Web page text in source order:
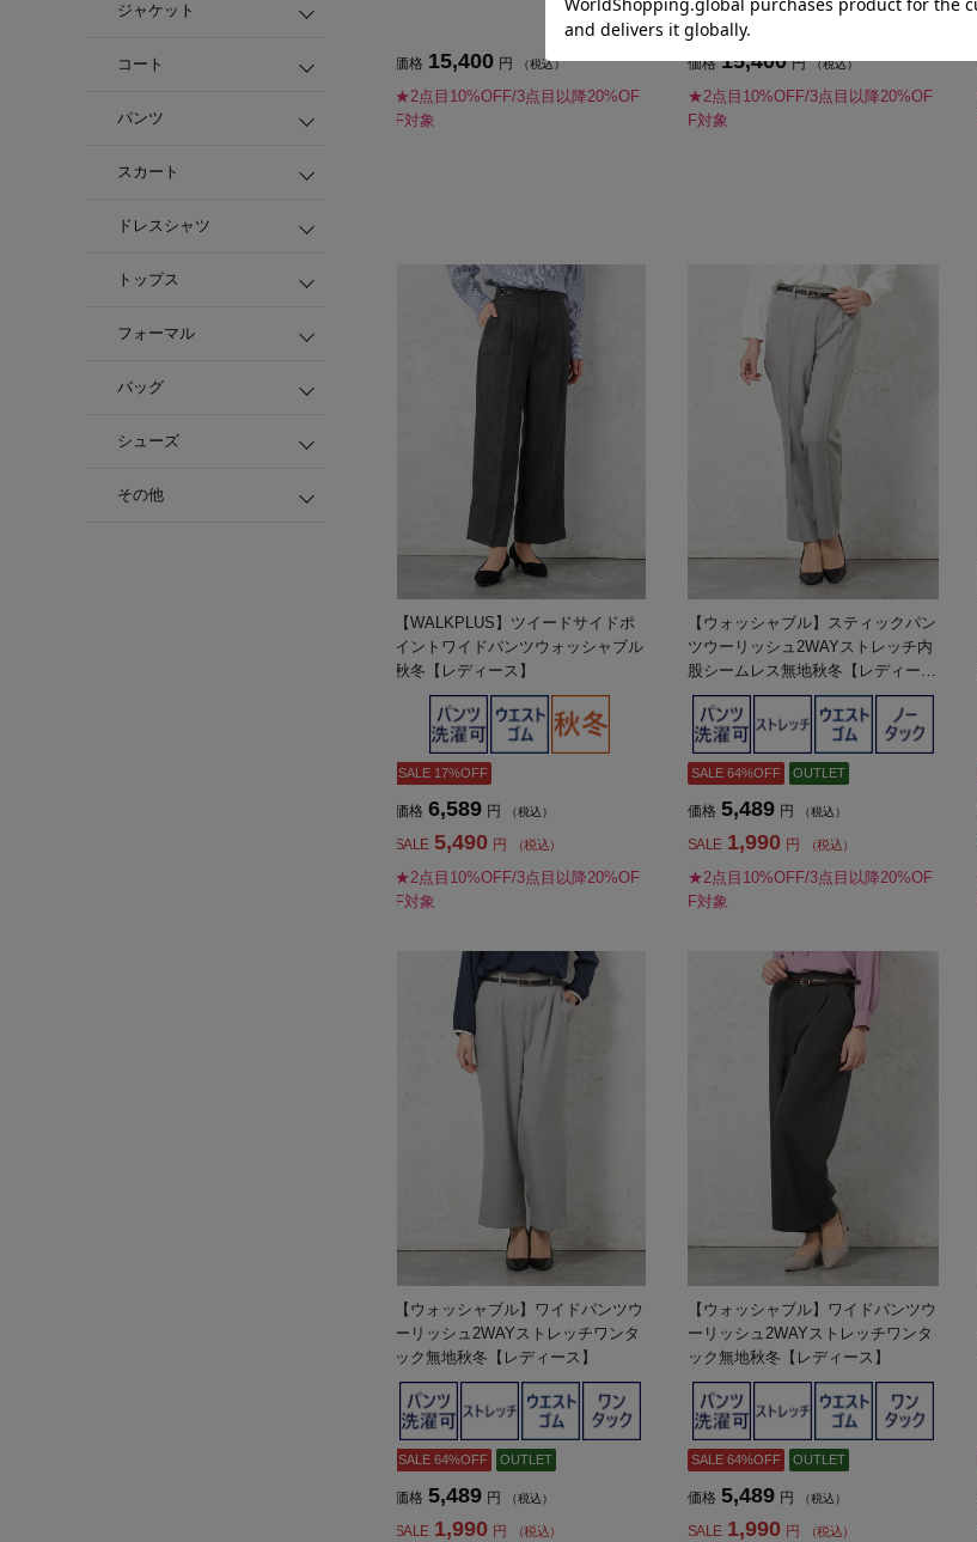
ジャケット
コート
パンツ
スカート
ドレスシャツ
トップス
フォーマル
バッグ
シューズ
その他
価格 15,400 円 （税込）
★2点目10%OFF/3点目以降20%OF
F対象
価格 15,400 円 （税込）
★2点目10%OFF/3点目以降20%OF
F対象
【WALKPLUS】ツイードサイドポ
イントワイドパンツウォッシャブル
秋冬【レディース】
SALE 17%OFF
価格 6,589 円 （税込）
SALE 5,490 円 （税込）
★2点目10%OFF/3点目以降20%OF
F対象
【ウォッシャブル】スティックパン
ツウーリッシュ2WAYストレッチ内
股シームレス無地秋冬【レディー
ス】
SALE 64%OFF OUTLET
価格 5,489 円 （税込）
SALE 1,990 円 （税込）
★2点目10%OFF/3点目以降20%OF
F対象
【ウォッシャブル】ワイドパンツウ
ーリッシュ2WAYストレッチワンタ
ック無地秋冬【レディース】
SALE 64%OFF OUTLET
価格 5,489 円 （税込）
SALE 1,990 円 （税込）
【ウォッシャブル】ワイドパンツウ
ーリッシュ2WAYストレッチワンタ
ック無地秋冬【レディース】
SALE 64%OFF OUTLET
価格 5,489 円 （税込）
SALE 1,990 円 （税込）